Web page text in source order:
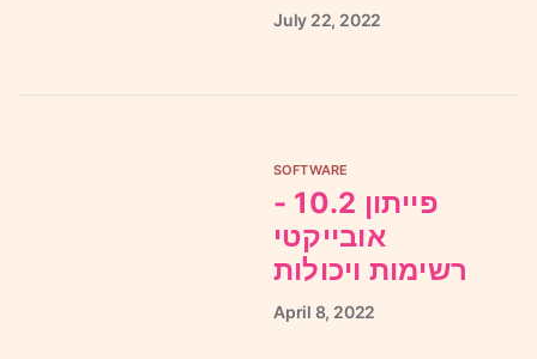
July 22, 2022
SOFTWARE
פייתון 10.2 -
אובייקטי
רשימות ויכולות
April 8, 2022